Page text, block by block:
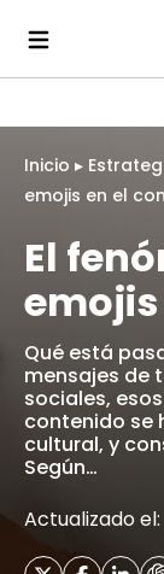
Inicio ▸
emojis en el
El
Qué está
mensajes de
sociales,
contenido se
cultural, y
Según…
Actualizado